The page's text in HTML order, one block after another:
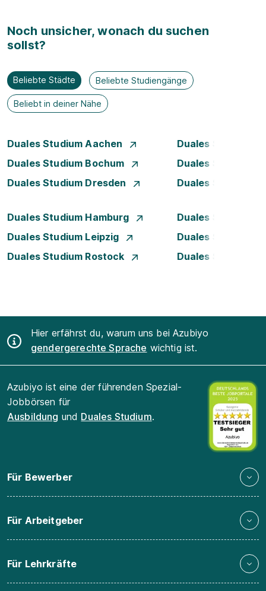
Noch unsicher, wonach du suchen
sollst?
Beliebte Städte Beliebte Studiengänge
Beliebt in deiner Nähe
Duales Studium Aachen
Duales Studium
Duales Studium Bochum
Duales Studium
Duales Studium Dresden
Duales Studium
Duales Studium Hamburg
Duales Studium
Duales Studium Leipzig
Duales Studium
Duales Studium Rostock
Duales Studium
Hier erfährst du, warum uns bei Azubiyo
gendergerechte Sprache wichtig ist.
Azubiyo ist eine der führenden Spezial-
Jobbörsen für
Ausbildung und Duales Studium.
Für Bewerber
Für Arbeitgeber
Für Lehrkräfte